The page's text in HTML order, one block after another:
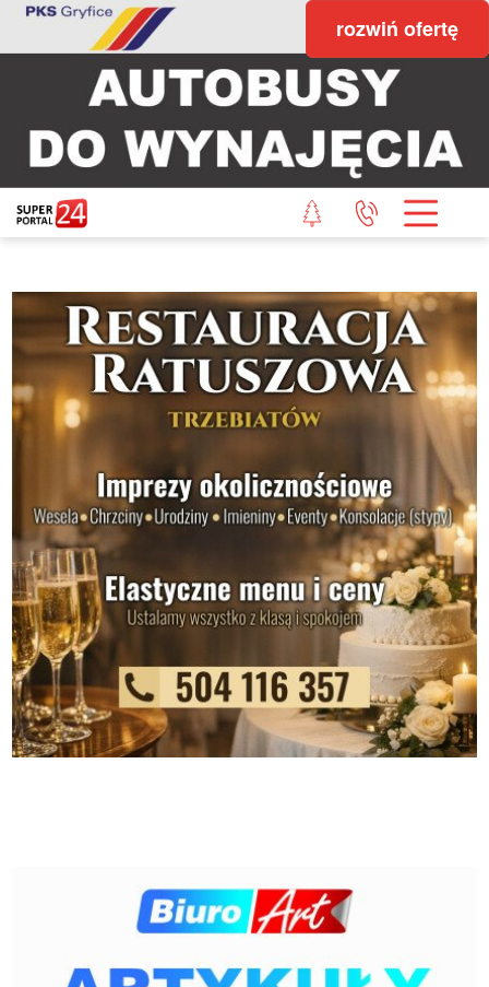
rozwiń ofertę
STRONA GŁÓWNA
POWIAT GRYFICKI
WIADOMOŚCI Z LASU
STUDIO SUPERPORTALU
KONTAKT
REDAKCJA
REGULAMIN